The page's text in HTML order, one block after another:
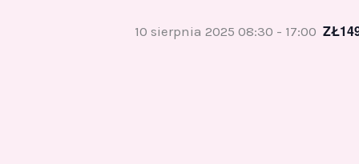
10 sierpnia 2025 08:30 - 17:00